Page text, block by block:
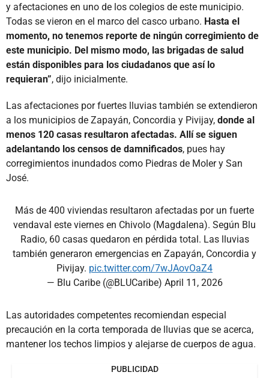
y afectaciones en uno de los colegios de este municipio.
Todas se vieron en el marco del casco urbano. Hasta el
momento, no tenemos reporte de ningún corregimiento de
este municipio. Del mismo modo, las brigadas de salud
están disponibles para los ciudadanos que así lo
requieran”, dijo inicialmente.
Las afectaciones por fuertes lluvias también se extendieron
a los municipios de Zapayán, Concordia y Pivijay, donde al
menos 120 casas resultaron afectadas. Allí se siguen
adelantando los censos de damnificados, pues hay
corregimientos inundados como Piedras de Moler y San
José.
Más de 400 viviendas resultaron afectadas por un fuerte
vendaval este viernes en Chivolo (Magdalena). Según Blu
Radio, 60 casas quedaron en pérdida total. Las lluvias
también generaron emergencias en Zapayán, Concordia y
Pivijay. pic.twitter.com/7wJAovOaZ4
— Blu Caribe (@BLUCaribe) April 11, 2026
Las autoridades competentes recomiendan especial
precaución en la corta temporada de lluvias que se acerca,
mantener los techos limpios y alejarse de cuerpos de agua.
PUBLICIDAD